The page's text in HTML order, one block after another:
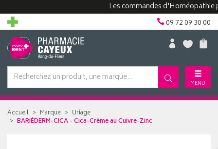
Les commandes d'Homéopathie
09 72 09 30 00
MENU
Accueil Marque
Uriage
BARIÉDERM-CICA - Cica-Crème au Cuivre-Zinc